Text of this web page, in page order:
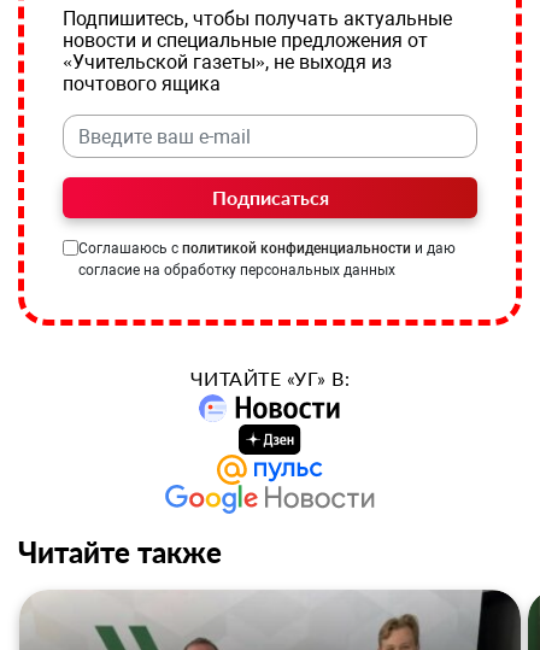
Подпишитесь, чтобы получать актуальные
новости и специальные предложения от
«Учительской газеты», не выходя из
почтового ящика
Подписаться
Соглашаюсь с политикой конфиденциальности и даю
согласие на обработку персональных данных
ЧИТАЙТЕ «УГ» В:
Читайте также